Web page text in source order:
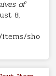
of
8,
items/sho